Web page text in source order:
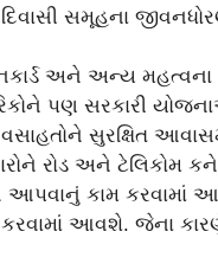
સમૂહના
અને અન્ય
પણ સરકારી
સુરક્ષિત
રોડ અને ટેલિકોમ
આપવાનું કામ કરવામાં
કરવામાં આવશે. જેના